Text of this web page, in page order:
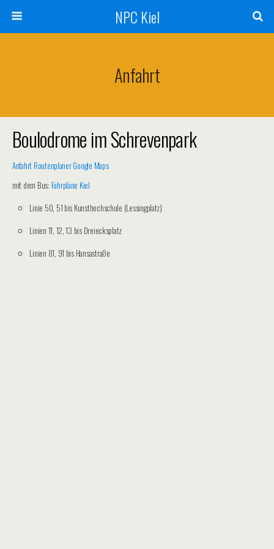
NPC Kiel
Anfahrt
Boulodrome im Schrevenpark
Anfahrt Routenplaner Google Maps
mit dem Bus: Fahrpläne Kiel
Linie 50, 51 bis Kunsthochschule (Lessingplatz)
Linien 11, 12, 13 bis Dreiecksplatz
Linien 81, 91 bis Hansastraße